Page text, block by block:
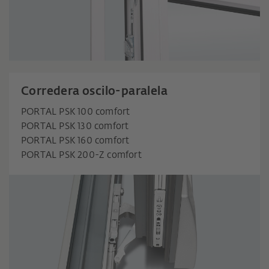
Corredera oscilo-paralela
PORTAL PSK 100 comfort
PORTAL PSK 130 comfort
PORTAL PSK 160 comfort
PORTAL PSK 200-Z comfort